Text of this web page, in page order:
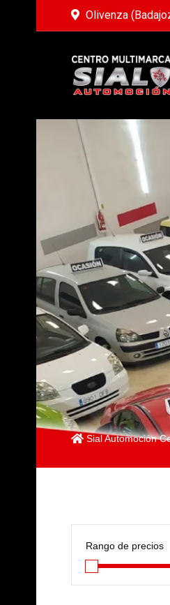
Olivenza
Sial Automoción
Rango de precios